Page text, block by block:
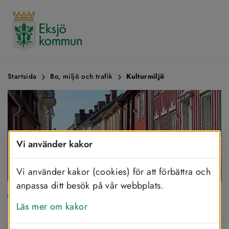
Vi använder kakor
Vi använder kakor (cookies) för att förbättra och
anpassa ditt besök på vår webbplats.
Läs mer om kakor
Startsida Bo, miljö och trafik Kulturmiljö
Kulturmiljö